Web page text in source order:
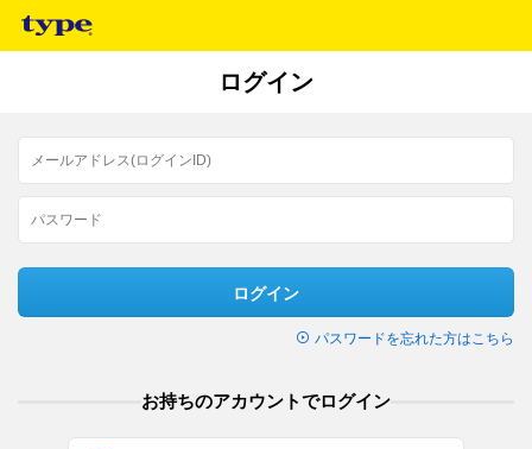
ログイン
ログイン
パスワードを忘れた方はこちら
お持ちのアカウントでログイン